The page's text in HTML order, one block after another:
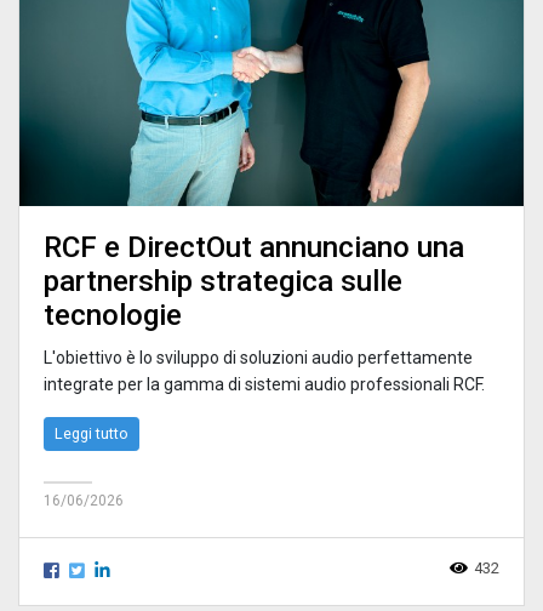
RCF e DirectOut annunciano una
partnership strategica sulle
tecnologie
L'obiettivo è lo sviluppo di soluzioni audio perfettamente
integrate per la gamma di sistemi audio professionali RCF.
Leggi tutto
16/06/2026
432